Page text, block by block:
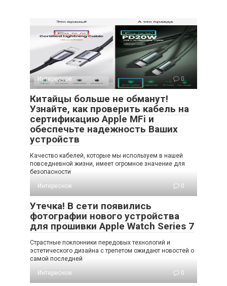
Интересное 0
Китайцы больше не обманут!
Узнайте, как проверить кабель на
сертификацию Apple MFi и
обеспечьте надежность Ваших
устройств
Качество кабелей, которые мы используем в нашей
повседневной жизни, имеет огромное значение для
безопасности
Интересное
0
Утечка! В сети появились
фотографии нового устройства
для прошивки Apple Watch Series 7
Страстные поклонники передовых технологий и
эстетического дизайна с трепетом ожидают новостей о
самой последней
Интересное
0